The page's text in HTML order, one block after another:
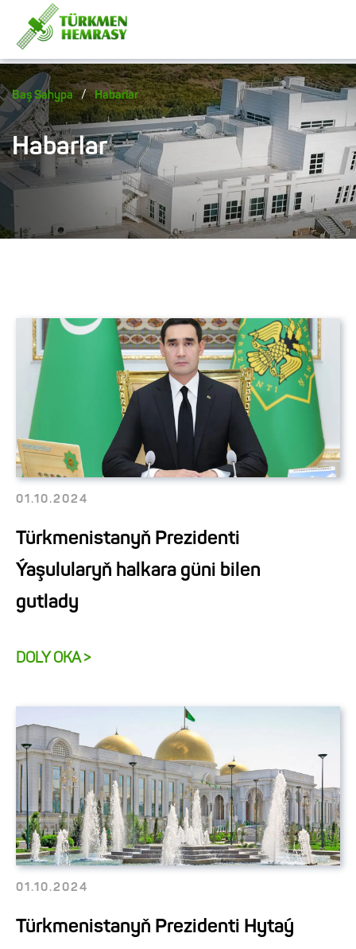
Baş Sahypa / Habarlar
Habarlar
01.10.2024
Türkmenistanyň Prezidenti
Ýaşulularyň halkara güni bilen
gutlady
DOLY OKA >
01.10.2024
Türkmenistanyň Prezidenti Hytaý